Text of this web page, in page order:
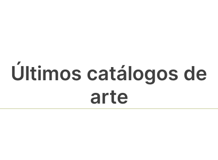
Últimos catálogos de
arte